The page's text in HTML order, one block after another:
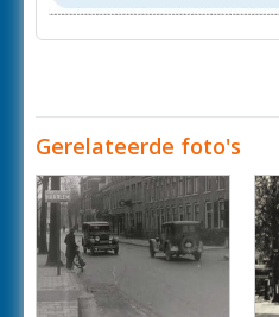
Gerelateerde foto's